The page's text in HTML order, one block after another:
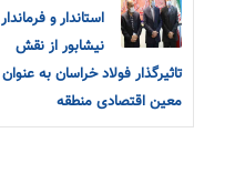
استاندار و فرماندار
نیشابور از نقش
تاثیرگذار فولاد خراسان به عنوان
معین اقتصادی منطقه